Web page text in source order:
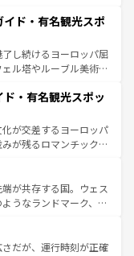
テンツ一覧を参照してほ
フラメンコ、熱気あふ
生活の一部となってい
囲気や、バルセロナの
古代ローマ遺跡や中世
なるスペインはその個
ド・有名観光スポ
し続けるヨーロッパ屈
ル塔やルーブル美術館
麗な宮殿、歴史的な大
自然が、訪れる者を心
食の国としても知ら
化遺産にも登録されて
楽しみ方が可能だ。さ
れており、どの街角に
。パリ以外の個性あふ
・有名観光スポッ
が交差するヨーロッパ
が残るロマンチック街
飽きることがない。ベ
のアルプスの絶景、そ
た風景は必見。ビール
なお、新着の
照してほしい。
が共存する国。ウェス
うなランドマーク、歴
、優雅なアフタヌーン
英国パブ、サッカー観
だが、運行時刻が正確